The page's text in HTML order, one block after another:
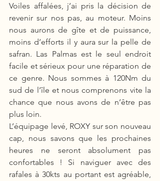
Voiles affalées, j’ai pris la décision de
revenir sur nos pas, au moteur. Moins
nous aurons de gîte et de puissance,
moins d’efforts il y aura sur la pelle de
safran. Las Palmas est le seul endroit
facile et sérieux pour une réparation de
ce genre. Nous sommes à 120Nm du
sud de l’île et nous comprenons vite la
chance que nous avons de n’être pas
plus loin.
L’équipage levé, ROXY sur son nouveau
cap, nous savons que les prochaines
heures ne seront absolument pas
confortables ! Si naviguer avec des
rafales à 30kts au portant est agréable,